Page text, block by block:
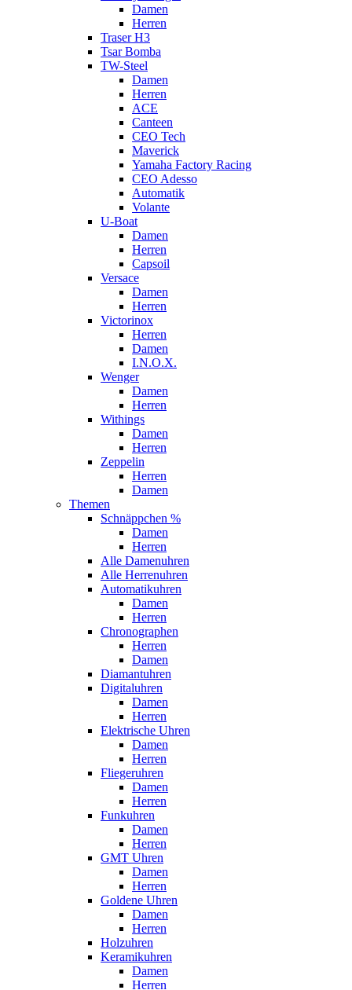
Damen
Herren
Traser H3
Tsar Bomba
TW-Steel
Damen
Herren
ACE
Canteen
CEO Tech
Maverick
Yamaha Factory Racing
CEO Adesso
Automatik
Volante
U-Boat
Damen
Herren
Capsoil
Versace
Damen
Herren
Victorinox
Herren
Damen
I.N.O.X.
Wenger
Damen
Herren
Withings
Damen
Herren
Zeppelin
Herren
Damen
Themen
Schnäppchen %
Damen
Herren
Alle Damenuhren
Alle Herrenuhren
Automatikuhren
Damen
Herren
Chronographen
Herren
Damen
Diamantuhren
Digitaluhren
Damen
Herren
Elektrische Uhren
Damen
Herren
Fliegeruhren
Damen
Herren
Funkuhren
Damen
Herren
GMT Uhren
Damen
Herren
Goldene Uhren
Damen
Herren
Holzuhren
Keramikuhren
Damen
Herren